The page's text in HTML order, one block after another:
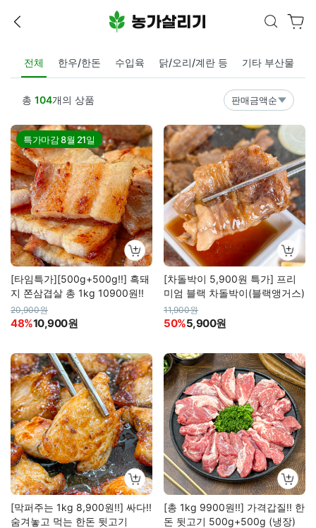
전체 한우/한돈 수입육 닭/오리/계란 등 기타 부산물
총 104개의 상품 판매금액순
특가마감8월 21일
[타임특가][500g+500g!!] 흑돼
지 쫀삼겹살 총 1kg 10900원!!
20,900원
48%10,900원
[차돌박이 5,900원 특가] 프리
미엄 블랙 차돌박이(블랙앵거스)
11,900원
50%5,900원
[막퍼주는 1kg 8,900원!!] 싸다!!
숨겨놓고 먹는 한돈 뒷고기
[총 1kg 9900원!!] 가격갑질!! 한
돈 뒷고기 500g+500g (냉장)